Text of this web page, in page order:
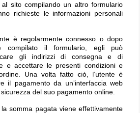
sito compilando un altro formulario
richieste le informazioni personali
è regolarmente connesso o dopo
compilato il formulario, egli può
gli indirizzi di consegna e di
e accettare le presenti condizioni e
Una volta fatto ciò, l’utente è
il pagamento da un’interfaccia web
del suo pagamento online.
somma pagata viene effettivamente